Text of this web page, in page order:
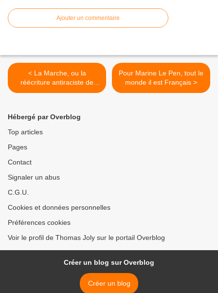
Ajouter un commentaire
< La Marche, ou la
réécriture antiraciste de
l’Histoire
Pour Marine Le Pen, tout le
monde il est Français >
Hébergé par Overblog
Top articles
Pages
Contact
Signaler un abus
C.G.U.
Cookies et données personnelles
Préférences cookies
Voir le profil de Thomas Joly sur le portail Overblog
Créer un blog sur Overblog
Créer un blog